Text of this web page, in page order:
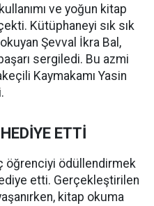
ve yoğun kitap
Kütüphaneyi sık sık
Şevval İkra Bal,
sergiledi. Bu azmi
Kaymakamı Yasin
ETTİ
öğrenciyi ödüllendirmek
etti. Gerçekleştirilen
kitap okuma